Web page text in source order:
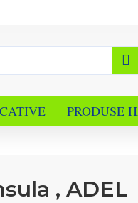
PRODUSE
, ADEL